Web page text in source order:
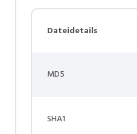
Dateidetails
MD5
SHA1